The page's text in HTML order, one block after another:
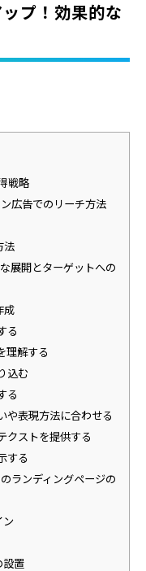
プ！効果的な
戦略
広告でのリーチ方法
法
展開とターゲットへの
成
る
理解する
込む
る
や表現方法に合わせる
クストを提供する
する
ランディングページの
ン
設置